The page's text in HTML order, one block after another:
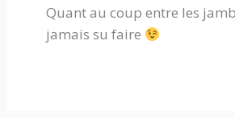
Quant au coup entre les
jamais su faire